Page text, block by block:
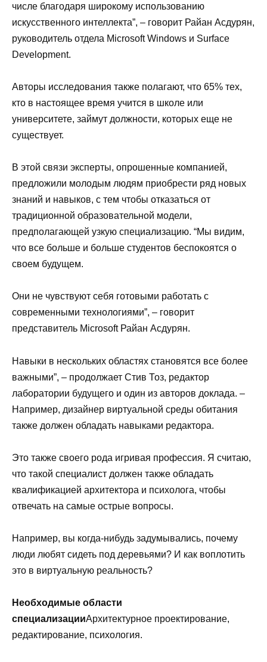
числе благодаря широкому использованию
искусственного интеллекта”, – говорит Райан Асдурян,
руководитель отдела Microsoft Windows и Surface
Development.
Авторы исследования также полагают, что 65% тех,
кто в настоящее время учится в школе или
университете, займут должности, которых еще не
существует.
В этой связи эксперты, опрошенные компанией,
предложили молодым людям приобрести ряд новых
знаний и навыков, с тем чтобы отказаться от
традиционной образовательной модели,
предполагающей узкую специализацию. “Мы видим,
что все больше и больше студентов беспокоятся о
своем будущем.
Они не чувствуют себя готовыми работать с
современными технологиями”, – говорит
представитель Microsoft Райан Асдурян.
Навыки в нескольких областях становятся все более
важными”, – продолжает Стив Тоз, редактор
лаборатории будущего и один из авторов доклада. –
Например, дизайнер виртуальной среды обитания
также должен обладать навыками редактора.
Это также своего рода игривая профессия. Я считаю,
что такой специалист должен также обладать
квалификацией архитектора и психолога, чтобы
отвечать на самые острые вопросы.
Например, вы когда-нибудь задумывались, почему
люди любят сидеть под деревьями? И как воплотить
это в виртуальную реальность?
Необходимые области
специализацииАрхитектурное проектирование,
редактирование, психология.